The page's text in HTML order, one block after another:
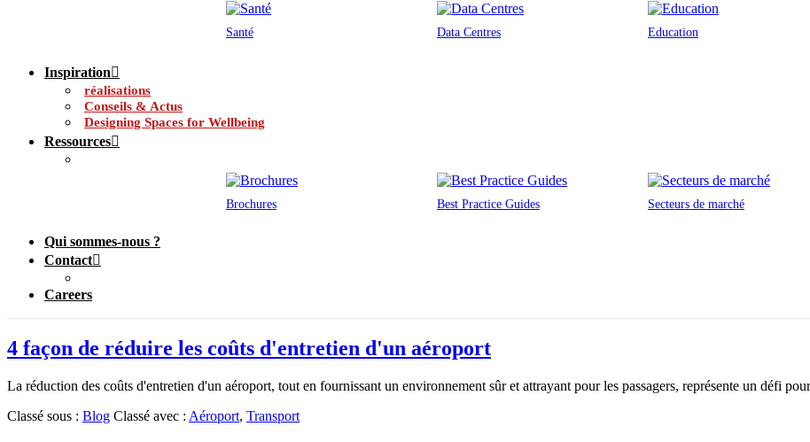
Santé Data Centres Education
Inspiration
réalisations
Conseils & Actus
Designing Spaces for Wellbeing
Ressources
Brochures Best Practice Guides Secteurs de marché
Qui sommes-nous ?
Contact
Careers
4 façon de réduire les coûts d'entretien d'un aéroport
La réduction des coûts d'entretien d'un aéroport, tout en fournissant un environnement sûr et attrayant pour les passagers, représente un défi
Classé sous : Blog Classé avec : Aéroport, Transport